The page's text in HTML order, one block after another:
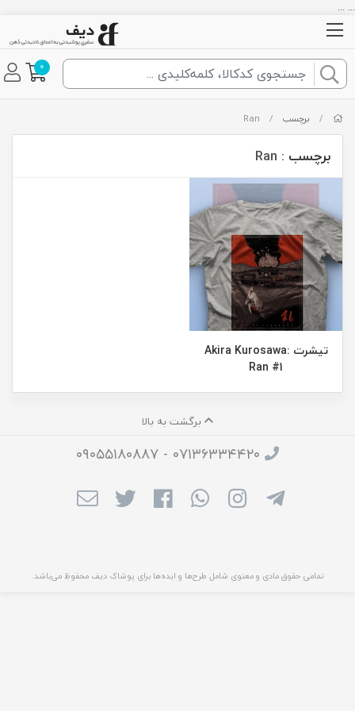
... ...
0
/ برچسب /
برچسب : Ran
تیشرت Akira Kurosawa:
Ran #1
برگشت به بالا
۰۷۱۳۶۳۳۴۴۲۰ - ۰۹۰۵۵۱۸۰۸۸۷
تمامی حقوق مادی و معنوی شامل طرح‌ها و ایده‌ها برای پوشاک دیف محفوظ می‌باشد.